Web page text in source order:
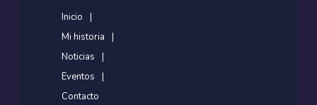
Inicio
Mi historia
Noticias
Eventos
Contacto